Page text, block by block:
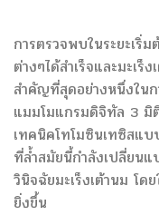
การตรวจพบในระยะเริ่
ต่างๆได้สำเร็จและมะเร็
สำคัญที่สุดอย่างหนึ่งใน
แมมโมแกรมดิจิทัล 3 มิ
เทคนิคโทโมซินเทซิสแ
ที่ล้ำสมัยนี้กำลังเปลี่ยนแ
วินิจฉัยมะเร็งเต้านม โด
ยิ่งขึ้น